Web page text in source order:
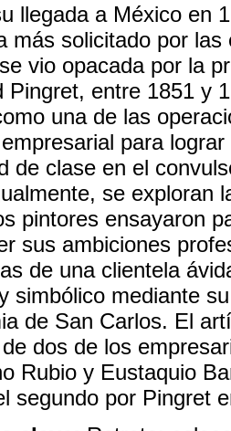
llegada a México en
más solicitado por
vio opacada por la
Pingret, entre 1851 y
una de las
para
de clase en el
se exploran
pintores ensayaron
sus ambiciones
de una clientela
simbólico mediante
de San Carlos. El
dos de los
Rubio y Eustaquio
segundo por Pingret